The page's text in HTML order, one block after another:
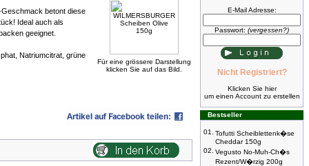
Für eine grössere Darstellung
klicken Sie auf das Bild.
betont diese
Ideal auch als
geeignet.
Natriumcitrat, grüne
E-Mail Adresse:
Passwort: (vergessen?)
Nicht Registriert?
Klicken Sie hier
um einen Account zu erstellen
Bestseller
01.
Tofutti Scheiblettenk�se
Cheddar 150g
02. Vegusto No-Muh-Ch�s
Rezent/W�rzig 200g